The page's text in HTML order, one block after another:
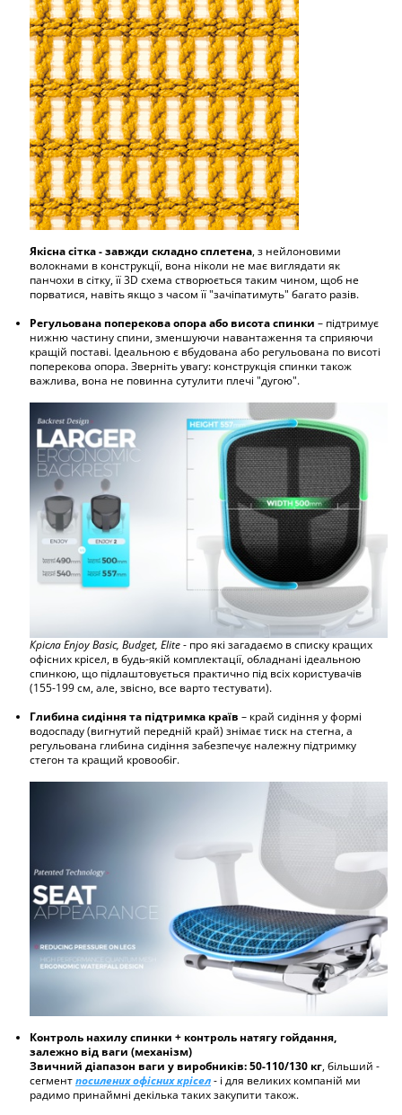
Якісна сітка - завжди складно сплетена, з нейлоновими
волокнами в конструкції, вона ніколи не має виглядати як
панчохи в сітку, її 3D схема створюється таким чином, щоб не
порватися, навіть якщо з часом її "зачіпатимуть" багато разів.
Регульована поперекова опора або висота спинки – підтримує
нижню частину спини, зменшуючи навантаження та сприяючи
кращій поставі. Ідеальною є вбудована або регульована по висоті
поперекова опора. Зверніть увагу: конструкція спинки також
важлива, вона не повинна сутулити плечі "дугою".
Крісла Enjoy Basic, Budget, Elite- про які загадаємо в списку кращих
офісних крісел, в будь-якій комплектації, обладнані ідеальною
спинкою, що підлаштовується практично під всіх користувачів
(155-199 см, але, звісно, все варто тестувати).
Глибина сидіння та підтримка країв – край сидіння у формі
водоспаду (вигнутий передній край) знімає тиск на стегна, а
регульована глибина сидіння забезпечує належну підтримку
стегон та кращий кровообіг.
Контроль нахилу спинки + контроль натягу гойдання,
залежно від ваги (механізм)
Звичний діапазон ваги у виробників: 50-110/130 кг, більший -
сегментпосилених офісних крісел- і для великих компаній ми
радимо принаймні декілька таких закупити також.